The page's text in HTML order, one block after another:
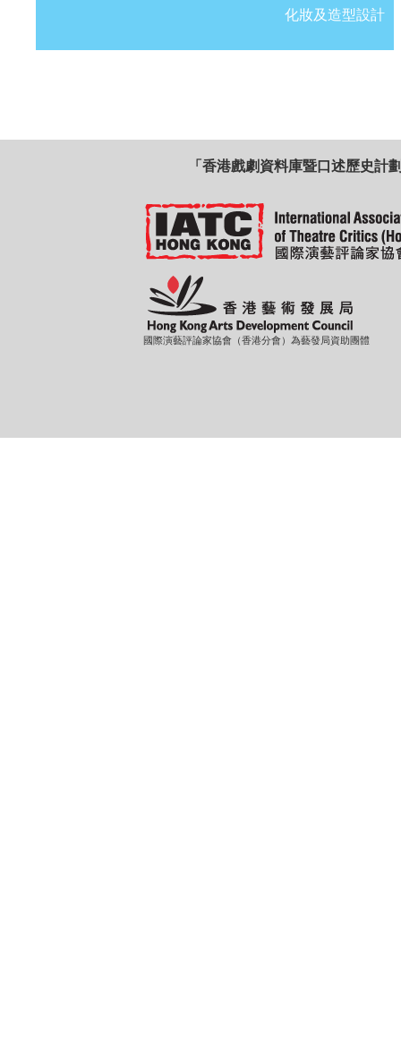
化妝及造型設計
「香港戲劇資料庫暨口述歷史計
國際演藝評論家協會（香港分會）為藝發局資助團體